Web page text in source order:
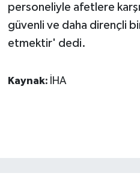
personeliyle afetlere
güvenli ve daha dirençli
etmektir' dedi.
Kaynak: İHA